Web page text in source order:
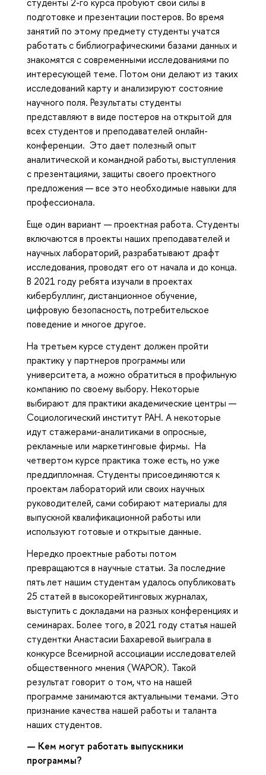
подготовке и презентации постеров. Во время
занятий по этому предмету студенты учатся
работать с библиографическими базами данных и
знакомятся с современными исследованиями по
интересующей теме. Потом они делают из таких
исследований карту и анализируют состояние
научного поля. Результаты студенты
представляют в виде постеров на открытой для
всех студентов и преподавателей онлайн-
конференции. Это дает полезный опыт
аналитической и командной работы, выступления
с презентациями, защиты своего проектного
предложения — все это необходимые навыки для
профессионала.
Еще один вариант — проектная работа. Студенты
включаются в проекты наших преподавателей и
научных лабораторий, разрабатывают драфт
исследования, проводят его от начала и до конца.
В 2021 году ребята изучали в проектах
кибербуллинг, дистанционное обучение,
цифровую безопасность, потребительское
поведение и многое другое.
На третьем курсе студент должен пройти
практику у партнеров программы или
университета, а можно обратиться в профильную
компанию по своему выбору. Некоторые
выбирают для практики академические центры —
Социологический институт РАН. А некоторые
идут стажерами-аналитиками в опросные,
рекламные или маркетинговые фирмы. На
четвертом курсе практика тоже есть, но уже
преддипломная. Студенты присоединяются к
проектам лабораторий или своих научных
руководителей, сами собирают материалы для
выпускной квалификационной работы или
используют готовые и открытые данные.
Нередко проектные работы потом
превращаются в научные статьи. За последние
пять лет нашим студентам удалось опубликовать
25 статей в высокорейтинговых журналах,
выступить с докладами на разных конференциях и
семинарах. Более того, в 2021 году статья нашей
студентки Анастасии Бахаревой выиграла в
конкурсе Всемирной ассоциации исследователей
общественного мнения (WAPOR). Такой
результат говорит о том, что на нашей
программе занимаются актуальными темами. Это
признание качества нашей работы и таланта
наших студентов.
— Кем могут работать выпускники
программы?